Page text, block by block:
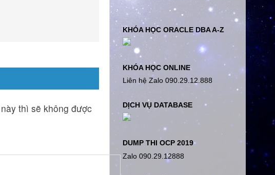
thì sẽ không được
KHÓA HỌC ORACLE DBA A-Z
KHÓA HỌC ONLINE
Liên hệ Zalo 090.29.12.888
DỊCH VỤ DATABASE
DUMP THI OCP 2019
Zalo 090.29.12888